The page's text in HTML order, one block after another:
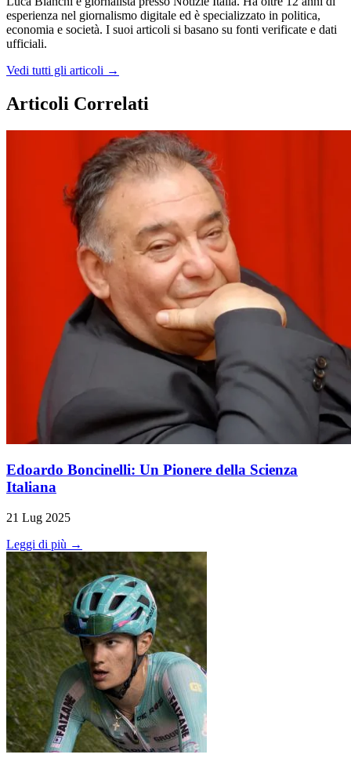
esperienza nel giornalismo digitale ed è specializzato in politica,
economia e società. I suoi articoli si basano su fonti verificate e dati
ufficiali.
Vedi tutti gli articoli →
Articoli Correlati
Edoardo Boncinelli: Un Pionere della Scienza
Italiana
21 Lug 2025
Leggi di più →